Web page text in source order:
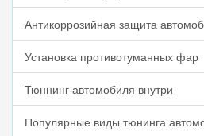
Антикоррозийная защита
Установка противотуманных фар
Тюннинг автомобиля внутри
Популярные виды тюнинга